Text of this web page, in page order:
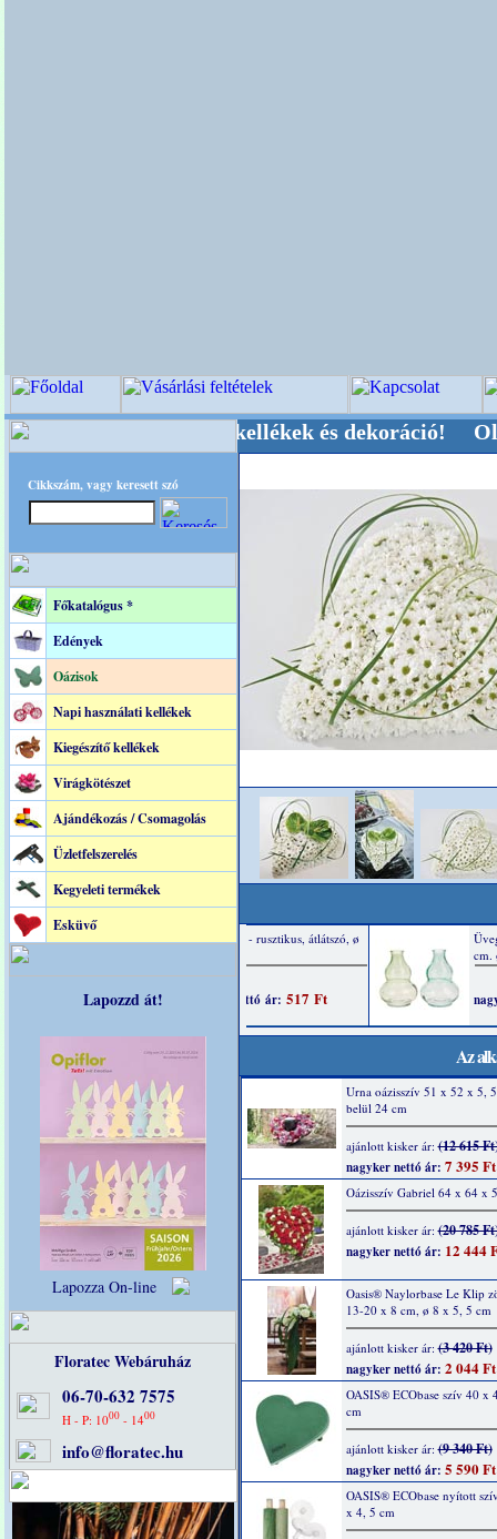
Cikkszám, vagy keresett szó
Főkatalógus *
Edények
Oázisok
Napi használati kellékek
Kiegészítő kellékek
Virágkötészet
Ajándékozás / Csomagolás
Üzletfelszerelés
Kegyeleti termékek
Esküvő
Lapozzd át!
Lapozza On-line
Floratec Webáruház
06-70-632 7575
H - P: 1000 - 1400
info@floratec.hu
, Kegyeleti-kellékek és dekoráció!
Az
Urna oázisszív 51 x 52 x 5,
belül 24 cm
ajánlott kisker ár:(12 615
nagyker nettó ár: 7 395 Ft
Oázisszív Gabriel 64 x 64 x
ajánlott kisker ár:(20 785
nagyker nettó ár: 12 444
Oasis® Naylorbase Le Klip
13-20 x 8 cm, ø 8 x 5, 5 cm
ajánlott kisker ár:(3 420 Ft)
nagyker nettó ár: 2 044 Ft
OASIS® ECObase szív 40 x
cm
ajánlott kisker ár:(9 340 Ft)
nagyker nettó ár: 5 590 Ft
OASIS® ECObase nyított
x 4, 5 cm